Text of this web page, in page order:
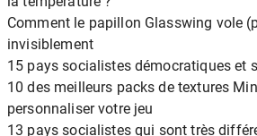
Comment le papillon Glasswing vole
invisiblement
15 pays socialistes démocratiques et
10 des meilleurs packs de textures
personnaliser votre jeu
13 pays socialistes qui sont très